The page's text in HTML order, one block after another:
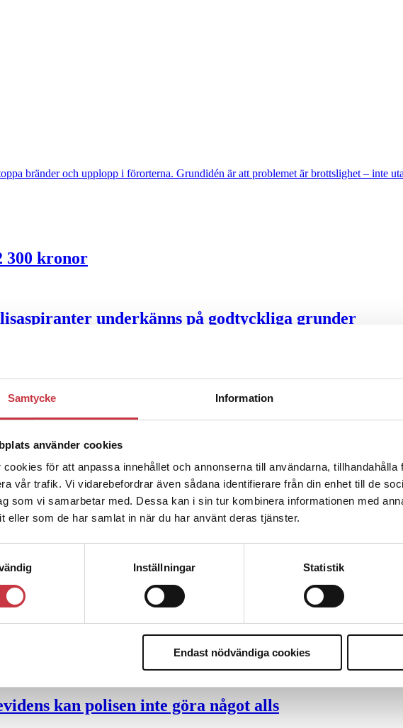
Samtycke Information
använder cookies
cookies för att anpassa innehållet och annonserna till användarna,
vår trafik. Vi vidarebefordrar även sådana identifierare från din enhet till de
som vi samarbetar med. Dessa kan i sin tur kombinera informationen med
eller som de har samlat in när du har använt deras tjänster.
Inställningar Statistik
Endast nödvändiga cookies
bränder och upplopp i förorterna. Grundidén är att problemet är brottslighet – inte
300 kronor
underkänns på godtyckliga grunder
– nu ska han lära sig grunderna
att rättas till”
– inte om forskarnas motiv
bakbinder polisen
kan polisen inte göra något alls